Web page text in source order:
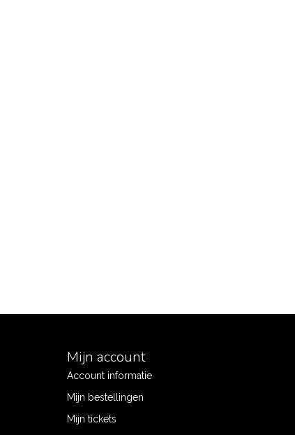
Mijn account
Account informatie
Mijn bestellingen
Mijn tickets